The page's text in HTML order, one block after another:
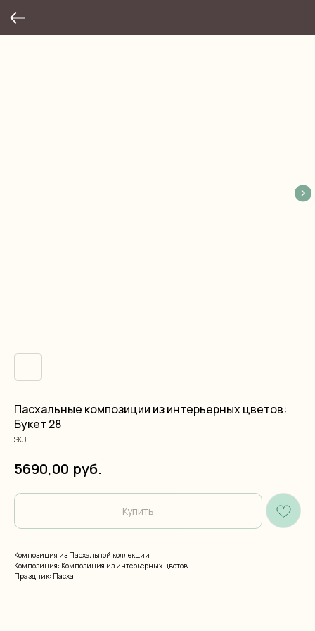
Пасхальные композиции из интерьерных цветов:
Букет 28
SKU:
5690,00 руб.
Купить
Композиция из Пасхальной коллекции
Композиция: Композиция из интерьерных цветов
Праздник: Пасха